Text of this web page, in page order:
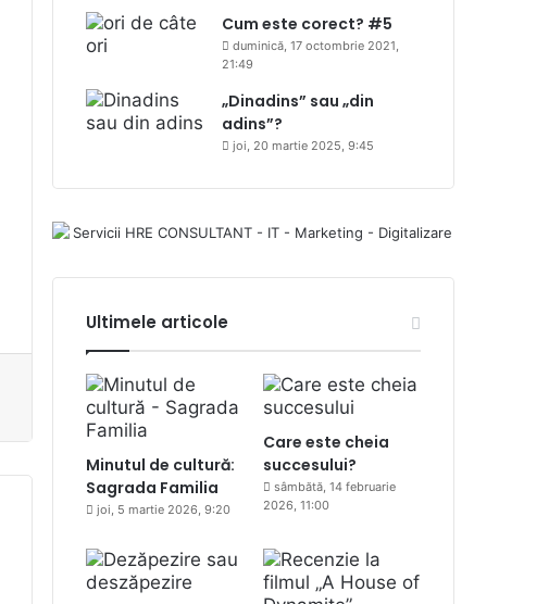
Cum este corect? #5
duminică, 17 octombrie 2021,
21:49
„Dinadins” sau „din
adins”?
joi, 20 martie 2025, 9:45
Ultimele articole
Minutul de cultură:
Sagrada Familia
joi, 5 martie 2026, 9:20
Care este cheia
succesului?
sâmbătă, 14 februarie
2026, 11:00